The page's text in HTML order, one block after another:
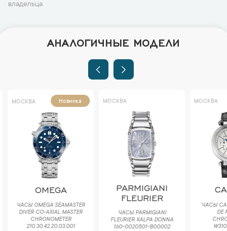
владельца.
АНАЛОГИЧНЫЕ МОДЕЛИ
МОСКВА Новинка
OMEGA
ЧАСЫ OMEGA SEAMASTER
DIVER CO‑AXIAL MASTER
CHRONOMETER
210.30.42.20.03.001
МОСКВА
PARMIGIANI
FLEURIER
ЧАСЫ PARMIGIANI
FLEURIER KALPA DONNA
160-0020501-B00002
МОСКВА
ЧАСЫ
DE